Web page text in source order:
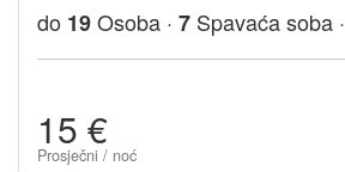
do 19Osoba · 7 Spavaća soba ·
15 €
Prosječni / noć